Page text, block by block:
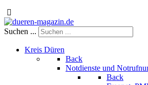
Suchen ...
Kreis Düren
Back
Notdienste und
Back